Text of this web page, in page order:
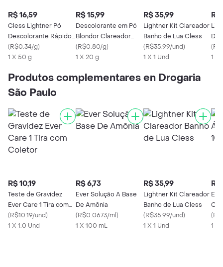
R$ 16,59
Cless Lightner Pó
Descolorante Rápido
Gérmen de Trigo 50g
(R$0.34/g)
1 X 50 g
R$ 15,99
Descolorante em Pó
Blondor Clareador
Sachê Individual 20g
(R$0.80/g)
1 X 20 g
R$ 35,99
Lightner Kit Clareador
Banho de Lua Cless
(R$35.99/und)
1 X 1 Und
R$
(
1 X
Produtos complementares en Drogaria
São Paulo
R$ 10,19
Teste de Gravidez
Ever Care 1 Tira com
Coletor
(R$10.19/und)
1 X 1.0 Und
R$ 6,73
Ever Solução A Base
De Amônia
(R$0.0673/ml)
1 X 100 mL
R$ 35,99
Lightner Kit Clareador
Banho de Lua Cless
(R$35.99/und)
1 X 1 Und
R$
(
1 X